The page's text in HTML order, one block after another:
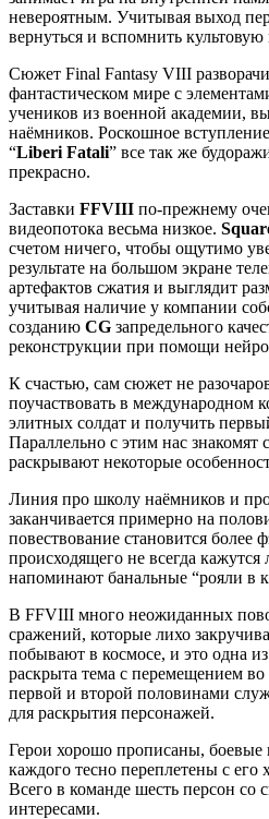
невероятным. Учитывая выход
вернуться и вспомнить
Сюжет Final Fantasy VIII
фантастическом мире с
учеников из военной академии,
наёмников. Роскошное
“Liberi Fatali” все так же
прекрасно.
Заставки FFVIII по-прежнему
видеопотока весьма низкое.
счетом ничего, чтобы ощутимо
результате на большом экране
артефактов сжатия и выглядит
учитывая наличие у компании
созданию CG запредельного
реконструкции при помощи
К счастью, сам сюжет не
поучаствовать в международном
элитных солдат и получить
Параллельно с этим нас
раскрывают некоторые
Линия про школу наёмников и
заканчивается примерно на
повествование становится более
происходящего не всегда
напоминают банальные “рояли в
В FFVIII много неожиданных
сражений, которые лихо
побывают в космосе, и это одна
раскрыта тема с перемещением
первой и второй половинами
для раскрытия персонажей.
Герои хорошо прописаны, боевые
каждого тесно переплетены с его
Всего в команде шесть персон со
интересами.